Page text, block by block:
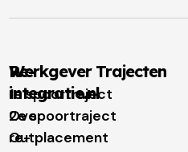
Re-
integratie.nl
Over
re-
Werkgever Trajecten
1e spoortraject
2e spoortraject
Outplacement